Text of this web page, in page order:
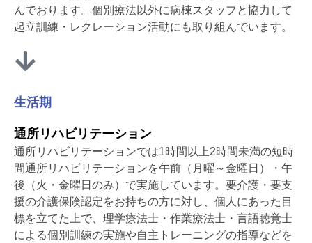
んでおります。個別療法以外に病棟スタッフと協力して
起立訓練・レクレーション活動にも取り組んでいます。
生活期
通所リハビリテーション
通所リハビリテーションでは1時間以上2時間未満の短時
間通所リハビリテーションを午前（月曜～金曜日）・午
後（火・金曜日のみ）で実施しています。要介護・要支
援の介護保険認定をお持ちの方に対し、個人にあった目
標を立てた上で、理学療法士・作業療法士・言語聴覚士
による個別訓練の実施や自主トレーニングの指導などを